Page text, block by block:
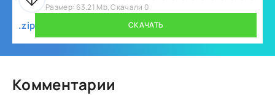
Размер: 63.21 Mb, Скачали 0
.zip СКАЧАТЬ
Комментарии